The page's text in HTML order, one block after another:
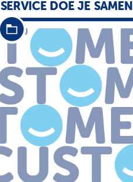
SERVICE DOE JE SAMEN